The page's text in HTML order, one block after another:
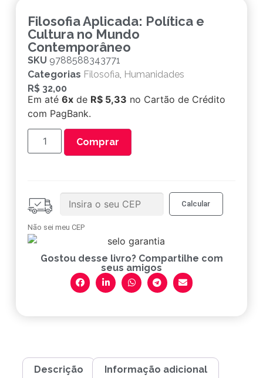
Filosofia Aplicada: Política e
Cultura no Mundo
Contemporâneo
SKU 9788588343771
Categorias Filosofia Humanidades
R$ 32,00
Em até 6x de R$ 5,33 no Cartão de Crédito
com PagBank.
Comprar
Não sei meu CEP
Gostou desse livro? Compartilhe com
seus amigos
Descrição Informação adicional